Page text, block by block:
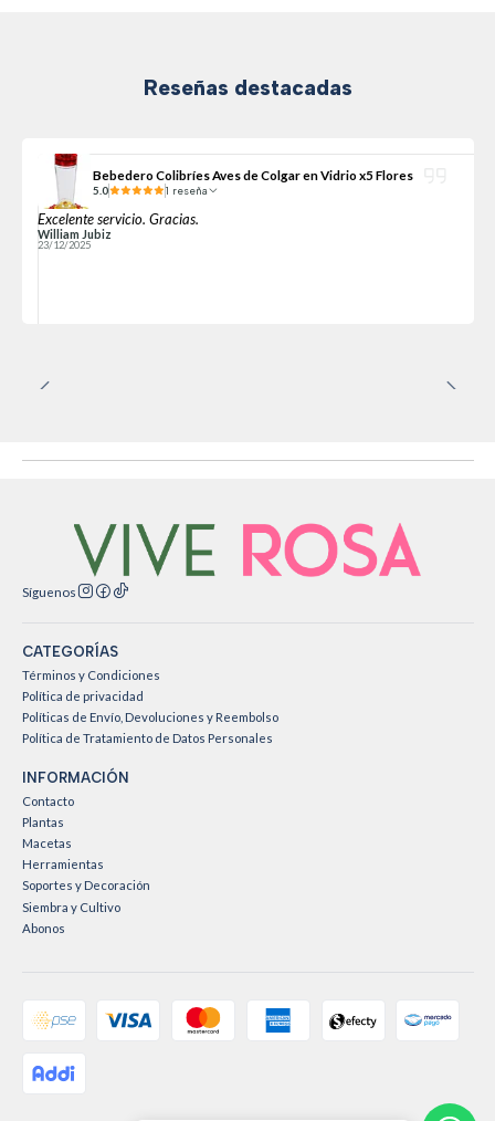
Reseñas destacadas
Bebedero Colibríes Aves de Colgar en Vidrio x5 Flores
5.0 1 reseña
Excelente servicio. Gracias.
William Jubiz
23/12/2025
Síguenos
CATEGORÍAS
Términos y Condiciones
Política de privacidad
Políticas de Envío, Devoluciones y Reembolso
Política de Tratamiento de Datos Personales
INFORMACIÓN
Contacto
Plantas
Macetas
Herramientas
Soportes y Decoración
Siembra y Cultivo
Abonos